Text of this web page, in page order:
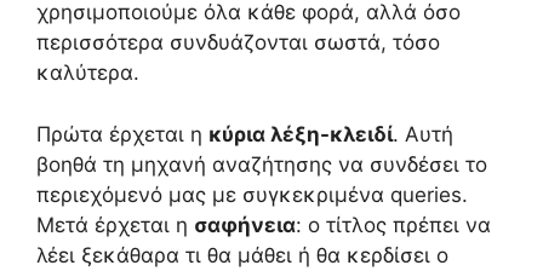
χρησιμοποιούμε όλα κάθε φορά, αλλά όσο
περισσότερα συνδυάζονται σωστά, τόσο
καλύτερα.
Πρώτα έρχεται η κύρια λέξη-κλειδί. Αυτή
βοηθά τη μηχανή αναζήτησης να συνδέσει το
περιεχόμενό μας με συγκεκριμένα queries.
Μετά έρχεται η σαφήνεια: ο τίτλος πρέπει να
λέει ξεκάθαρα τι θα μάθει ή θα κερδίσει ο